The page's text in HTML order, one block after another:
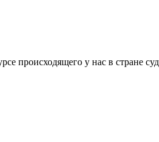
происходящего у нас в стране